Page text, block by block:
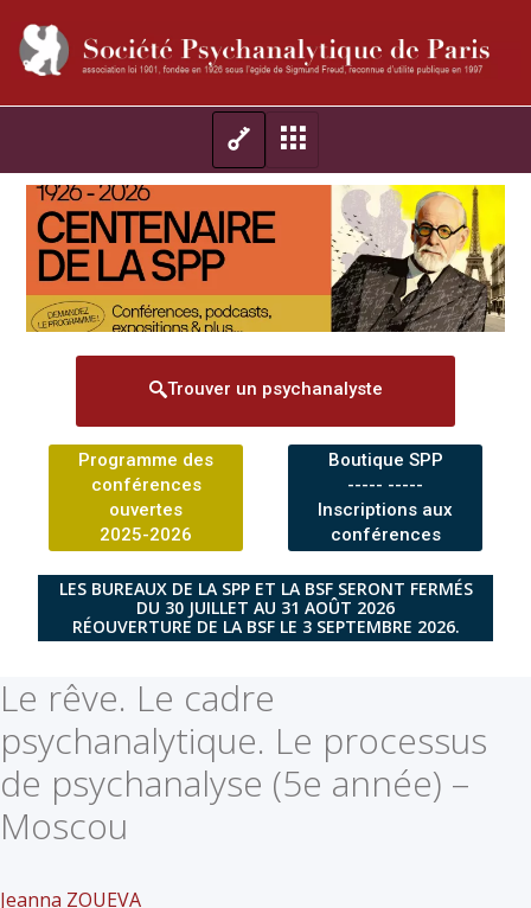
Trouver un psychanalyste
Programme des
conférences
ouvertes
2025-2026
Boutique SPP
----- -----
Inscriptions aux
conférences
LES BUREAUX DE LA SPP ET LA BSF SERONT FERMÉS
DU 30 JUILLET AU 31 AOÛT 2026
RÉOUVERTURE DE LA BSF LE 3 SEPTEMBRE 2026.
Le rêve. Le cadre
psychanalytique. Le processus
de psychanalyse (5e année) –
Moscou
Jeanna ZOUEVA